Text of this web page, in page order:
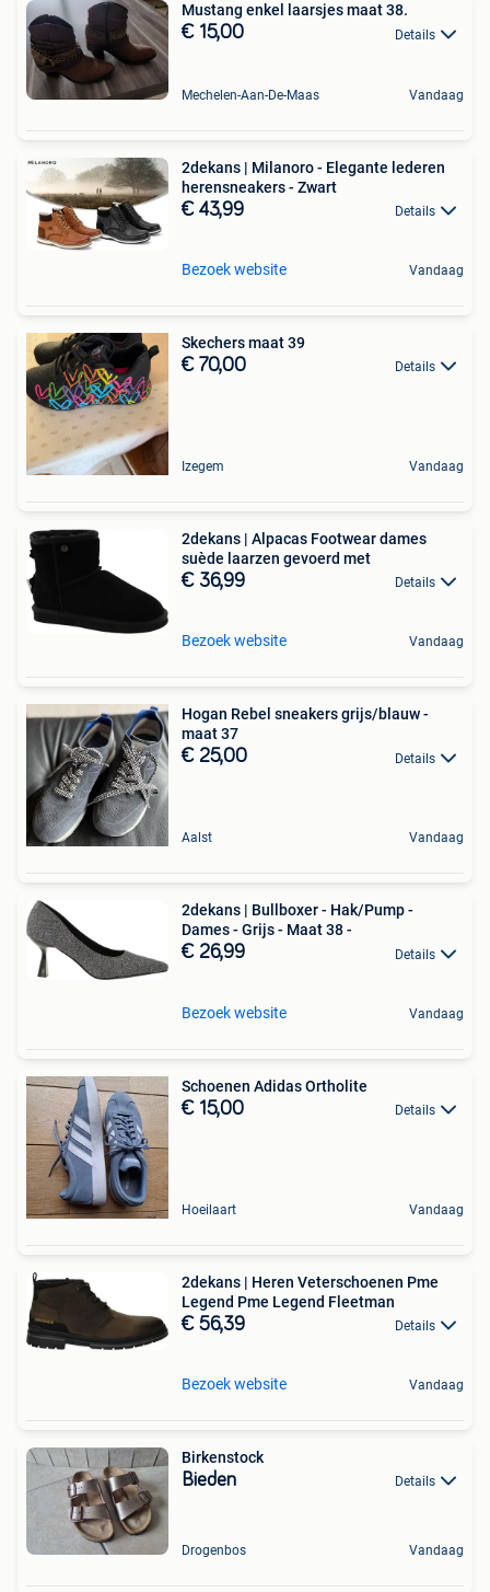
Mustang enkel laarsjes maat 38.
€ 15,00 Details
Mechelen-Aan-De-Maas Vandaag
2dekans | Milanoro - Elegante lederen
herensneakers - Zwart
€ 43,99 Details
Bezoek website Vandaag
Skechers maat 39
€ 70,00 Details
Izegem Vandaag
2dekans | Alpacas Footwear dames
suède laarzen gevoerd met
€ 36,99 Details
Bezoek website Vandaag
Hogan Rebel sneakers grijs/blauw -
maat 37
€ 25,00 Details
Aalst Vandaag
2dekans | Bullboxer - Hak/Pump -
Dames - Grijs - Maat 38 -
€ 26,99 Details
Bezoek website Vandaag
Schoenen Adidas Ortholite
€ 15,00 Details
Hoeilaart Vandaag
2dekans | Heren Veterschoenen Pme
Legend Pme Legend Fleetman
€ 56,39 Details
Bezoek website Vandaag
Birkenstock
Bieden Details
Drogenbos Vandaag